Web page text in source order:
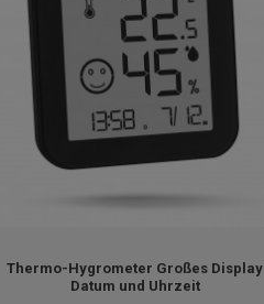
Thermo-Hygrometer Großes Display
Datum und Uhrzeit